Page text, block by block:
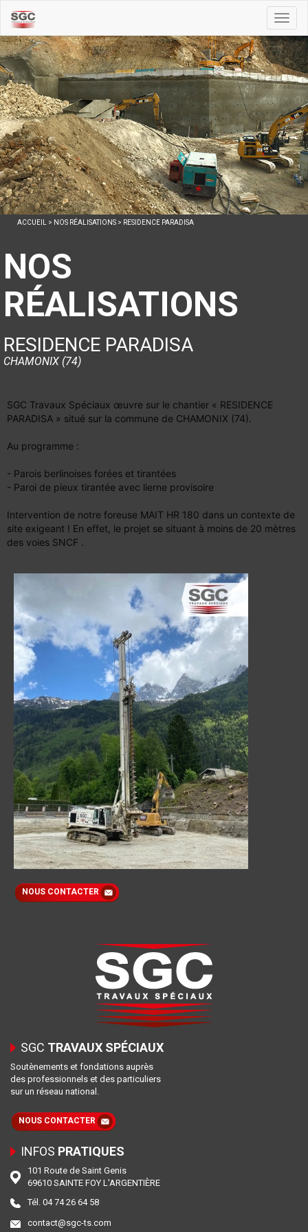
Toggle
ACCUEIL > NOS RÉALISATIONS > RESIDENCE PARADISA
NOS
RÉALISATIONS
RESIDENCE PARADISA
CHAMONIX (74)
SGC Travaux Spéciaux œuvre sur le chantier « RESIDENCE
PARADISA » situé sur la commune de CHAMONIX (74).
Au programme :
- Parois berlinoises forées et tirantées
- Paroi de pieux tirantée avec lierne provisoire
Intervention de notre foreuse MAIT HR 180 dans un contexte de
site exigeant ! En effet, le projet se situant à moins de 20 mètres
des voies SNCF .
NOUS CONTACTER
SGC TRAVAUX SPÉCIAUX
Soutènements et fondations auprès
des professionnels et des particuliers
sur un réseau national.
NOUS CONTACTER
INFOS PRATIQUES
101 Route de Saint Genis
69610 SAINTE FOY L'ARGENTIÈRE
Tél. 04 74 26 64 58
contact@sgc-ts.com